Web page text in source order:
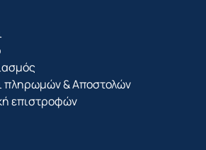
πληρωμών & Αποστολών
επιστροφών